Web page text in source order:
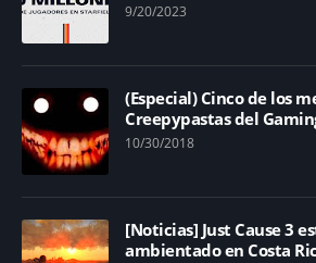
9/20/2023
(Especial) Cinco de los
Creepypastas del
10/30/2018
[Noticias] Just Cause 3
ambientado en Costa